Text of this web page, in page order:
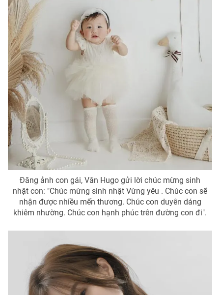
Đăng ảnh con gái, Vân Hugo gửi lời chúc mừng sinh
nhật con: "Chúc mừng sinh nhật Vừng yêu . Chúc con sẽ
nhận được nhiều mến thương. Chúc con duyên dáng
khiêm nhường. Chúc con hạnh phúc trên đường con đi".